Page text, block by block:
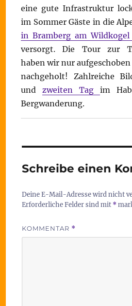
eine gute Infrastruktur
im Sommer Gäste in die
in Bramberg am
versorgt. Die Tour zur
haben wir nur
nachgeholt! Zahlreiche
und zweiten Tag im
Bergwanderung.
Schreibe einen
Deine E-Mail-Adresse wird nicht
Erforderliche Felder sind mit *
KOMMENTAR *